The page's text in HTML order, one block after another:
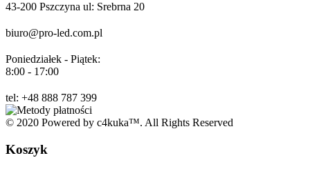
43-200 Pszczyna ul: Srebrna 20
biuro@pro-led.com.pl
Poniedziałek - Piątek:
8:00 - 17:00
tel: +48 888 787 399
© 2020 Powered by c4kuka™. All Rights Reserved
Koszyk